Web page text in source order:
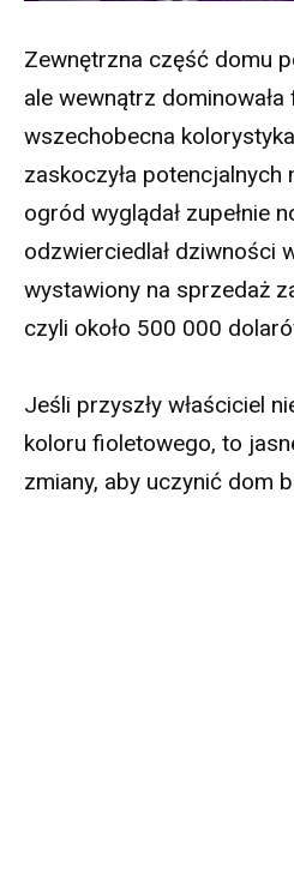
Zewnętrzna część domu
ale wewnątrz
wszechobecna
zaskoczyła potencjalnych
ogród wyglądał zupełnie
odzwierciedlał dziwności
wystawiony na sprzedaż
czyli około 500 000
Jeśli przyszły właściciel
koloru fioletowego, to
zmiany, aby uczynić dom